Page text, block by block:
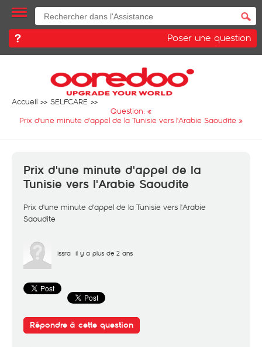
Poser une question
Accueil
SELFCARE
Question: «
Prix ​​d'une minute d'appel de la Tunisie vers l'Arabie Saoudite »
Prix ​​d'une minute d'appel de la
Tunisie vers l'Arabie Saoudite
Prix ​​d'une minute d'appel de la Tunisie vers l'Arabie
Saoudite
issra il y a plus de 2 ans
Répondre à cette question